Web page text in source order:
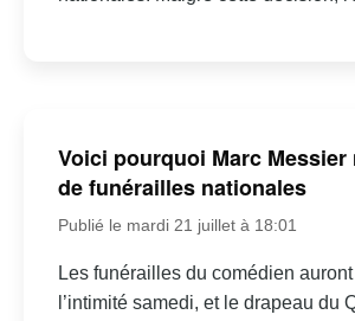
Voici pourquoi Marc Messier
de funérailles nationales
Publié le mardi 21 juillet à 18:01
Les funérailles du comédien
l’intimité samedi, et le drapeau du